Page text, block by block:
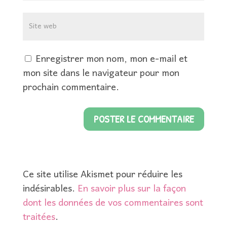
Enregistrer mon nom, mon e-mail et
mon site dans le navigateur pour mon
prochain commentaire.
Ce site utilise Akismet pour réduire les
indésirables. En savoir plus sur la façon
dont les données de vos commentaires sont
traitées.